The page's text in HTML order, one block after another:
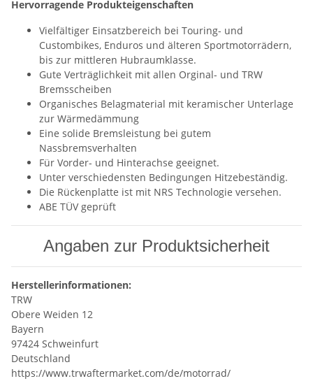
Hervorragende Produkteigenschaften
Vielfältiger Einsatzbereich bei Touring- und
Custombikes, Enduros und älteren Sportmotorrädern,
bis zur mittleren Hubraumklasse.
Gute Verträglichkeit mit allen Orginal- und TRW
Bremsscheiben
Organisches Belagmaterial mit keramischer Unterlage
zur Wärmedämmung
Eine solide Bremsleistung bei gutem
Nassbremsverhalten
Für Vorder- und Hinterachse geeignet.
Unter verschiedensten Bedingungen Hitzebeständig.
Die Rückenplatte ist mit NRS Technologie versehen.
ABE TÜV geprüft
Angaben zur Produktsicherheit
Herstellerinformationen:
TRW
Obere Weiden 12
Bayern
97424 Schweinfurt
Deutschland
https://www.trwaftermarket.com/de/motorrad/